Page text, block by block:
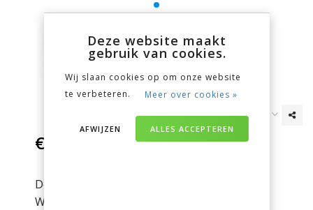
€27,95
Dessin: Nerf
Wasbaar op 40°
Deze website maakt
gebruik van cookies.
Wij slaan cookies op om onze website
te verbeteren.
Meer over cookies »
ALLES ACCEPTEREN
AFWIJZEN